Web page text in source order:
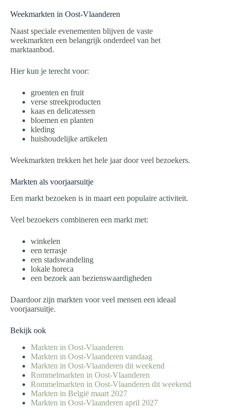
Weekmarkten in Oost-Vlaanderen
Naast speciale evenementen blijven de vaste
weekmarkten een belangrijk onderdeel van het
marktaanbod.
Hier kun je terecht voor:
groenten en fruit
verse streekproducten
kaas en delicatessen
bloemen en planten
kleding
huishoudelijke artikelen
Weekmarkten trekken het hele jaar door veel bezoekers.
Markten als voorjaarsuitje
Een markt bezoeken is in maart een populaire activiteit.
Veel bezoekers combineren een markt met:
winkelen
een terrasje
een stadswandeling
lokale horeca
een bezoek aan bezienswaardigheden
Daardoor zijn markten voor veel mensen een ideaal
voorjaarsuitje.
Bekijk ook
Markten in Oost-Vlaanderen
Markten in Oost-Vlaanderen vandaag
Markten in Oost-Vlaanderen dit weekend
Rommelmarkten in Oost-Vlaanderen
Rommelmarkten in Oost-Vlaanderen dit weekend
Markten in België maart 2027
Markten in Oost-Vlaanderen april 2027